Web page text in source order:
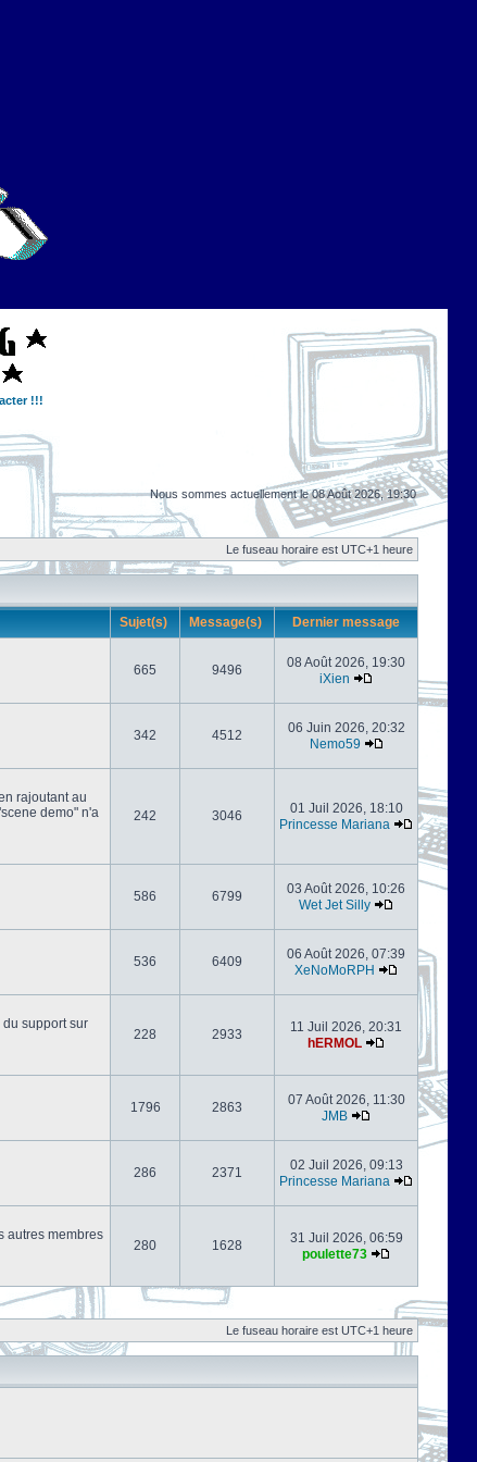
!!!
Nous sommes actuellement le 08 Août 2026, 19:30
Le fuseau horaire est UTC+1 heure
Sujet(s) Message(s) Dernier message
665 9496
08 Août 2026, 19:30
iXien
342 4512
06 Juin 2026, 20:32
Nemo59
rajoutant au
demo" n'a
242 3046
01 Juil 2026, 18:10
Princesse Mariana
586 6799
03 Août 2026, 10:26
Wet Jet Silly
536 6409
06 Août 2026, 07:39
XeNoMoRPH
support sur
228 2933
11 Juil 2026, 20:31
hERMOL
1796 2863
07 Août 2026, 11:30
JMB
286 2371
02 Juil 2026, 09:13
Princesse Mariana
autres membres
280 1628
31 Juil 2026, 06:59
poulette73
Le fuseau horaire est UTC+1 heure